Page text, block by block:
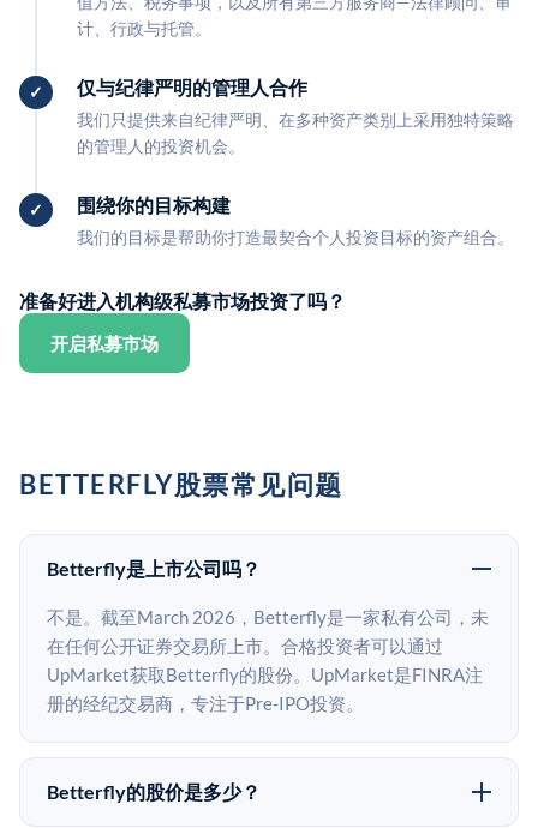
计、行政与托管。
仅与纪律严明的管理人合作
我们只提供来自纪律严明、在多种资产类别上采用独特策略
的管理人的投资机会。
围绕你的目标构建
我们的目标是帮助你打造最契合个人投资目标的资产组合。
准备好进入机构级私募市场投资了吗？
开启私募市场
BETTERFLY股票常见问题
Betterfly是上市公司吗？
不是。截至March 2026，Betterfly是一家私有公司，未
在任何公开证券交易所上市。合格投资者可以通过
UpMarket获取Betterfly的股份。UpMarket是FINRA注
册的经纪交易商，专注于Pre-IPO投资。
Betterfly的股价是多少？